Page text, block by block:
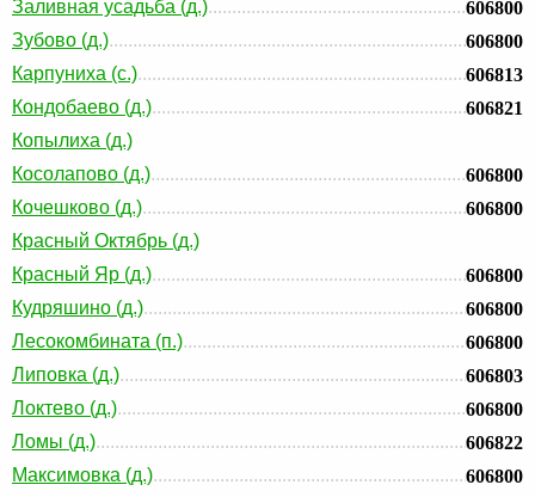
Заливная усадьба (д.)
606800
Зубово (д.)
606800
Карпуниха (с.)
606813
Кондобаево (д.)
606821
Копылиха (д.)
Косолапово (д.)
606800
Кочешково (д.)
606800
Красный Октябрь (д.)
Красный Яр (д.)
606800
Кудряшино (д.)
606800
Лесокомбината (п.)
606800
Липовка (д.)
606803
Локтево (д.)
606800
Ломы (д.)
606822
Максимовка (д.)
606800